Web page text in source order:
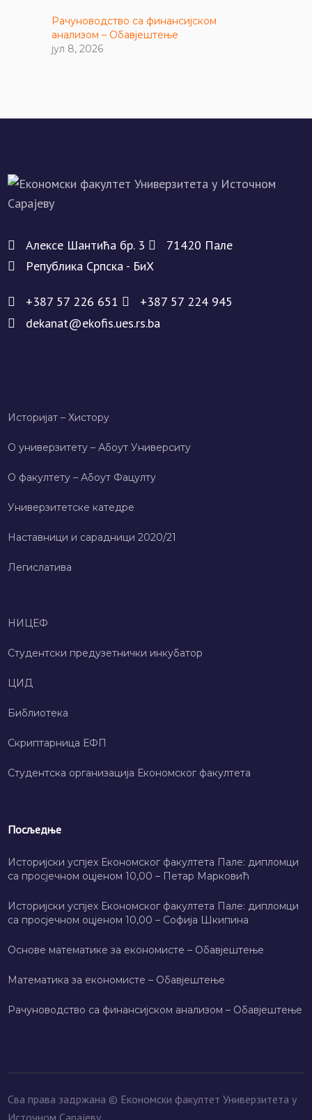
Рачуноводство са финансијском
анализом – Обавјештење
јул 8, 2026
Алeксe Шантића бр. 3
71420 Палe
Рeпублика Српска - БиХ
+387 57 226 651
+387 57 224 945
dekanat@ekofis.ues.rs.ba
Историјат – Хисторy
О универзитету – Абоут Университy
О факултету – Абоут Фацултy
Универзитетске катедре
Наставници и сарадници 2020/21
Легислатива
НИЦЕФ
Студентски предузетнички инкубатор
ЦИД
Библиотека
Скриптарница ЕФП
Студентска организација Економског факултета
Посљедње
Историјски успјех Економског факултета Пале: дипломци
са просјечном оцјеном 10,00 – Петар Марковић
Историјски успјех Економског факултета Пале: дипломци
са просјечном оцјеном 10,00 – Софија Шкипина
Основе математике за економисте – Обавјештење
Математика за економисте – Обавјештење
Рачуноводство са финансијском анализом – Обавјештење
Сва права задржана © Економски факултет Универзитета у
Источном Сарајеву